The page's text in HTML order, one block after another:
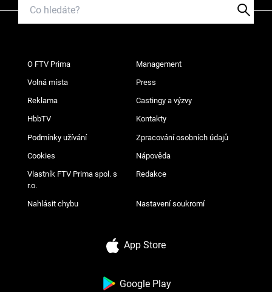
O FTV Prima Management
Volná místa Press
Reklama Castingy a výzvy
HbbTV Kontakty
Podmínky užívání Zpracování osobních údajů
Cookies Nápověda
Vlastník FTV Prima spol. s
r.o.
Redakce
Nahlásit chybu Nastavení soukromí
App Store
Google Play